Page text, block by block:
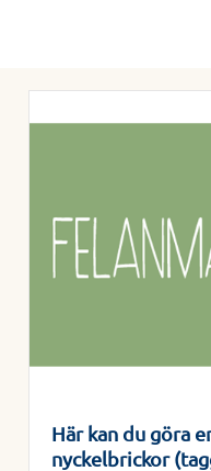
Här kan du göra
nyckelbrickor